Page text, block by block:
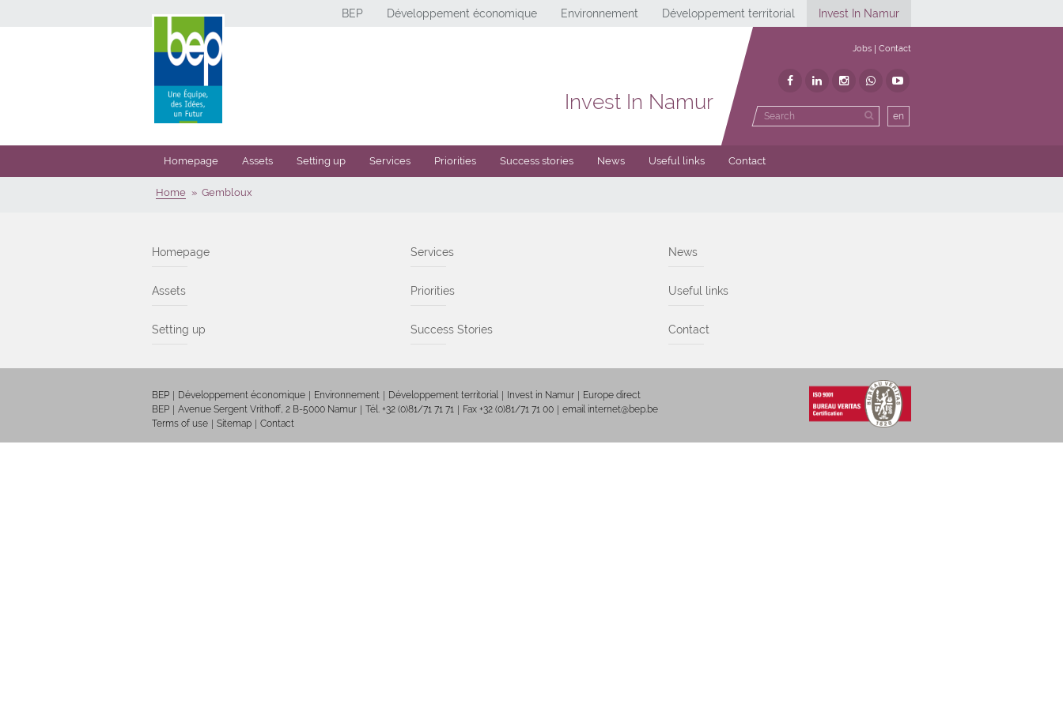
BEP Développement économique Environnement Développement territorial Invest In Namur
Invest In Namur
Jobs Contact
en
Homepage Assets Setting up Services Priorities Success stories News Useful links Contact
Home Gembloux
Homepage
Assets
Setting up
Services
Priorities
Success Stories
News
Useful links
Contact
BEP Développement économique Environnement Développement territorial Invest in Namur
Europe direct
BEP
Avenue Sergent Vrithoff, 2 B-5000 Namur Tél. +32 (0)81/71 71 71 Fax +32 (0)81/71 71 00
email internet@bep.be
Terms of use
Sitemap Contact